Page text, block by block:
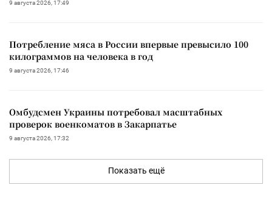
9 августа 2026, 17:49
Потребление мяса в России впервые превысило 100
килограммов на человека в год
9 августа 2026, 17:46
Омбудсмен Украины потребовал масштабных
проверок военкоматов в Закарпатье
9 августа 2026, 17:32
Показать ещё